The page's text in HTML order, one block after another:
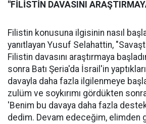
"FİLİSTİN DAVASINI
Filistin konusuna ilgisinin nasıl
yanıtlayan Yusuf Selahattin,
Filistin davasını araştırmaya
sonra Batı Şeria'da İsrail'in
davayla daha fazla ilgilenmeye
zulüm ve soykırımı gördükten
'Benim bu davaya daha fazla
dedim. Devam edeceğim, elimden